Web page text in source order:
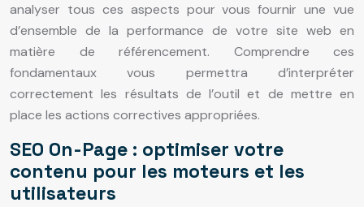
analyser tous ces aspects pour vous fournir une vue
d’ensemble de la performance de votre site web en
matière de référencement. Comprendre ces
fondamentaux vous permettra d’interpréter
correctement les résultats de l’outil et de mettre en
place les actions correctives appropriées.
SEO On-Page : optimiser votre
contenu pour les moteurs et les
utilisateurs